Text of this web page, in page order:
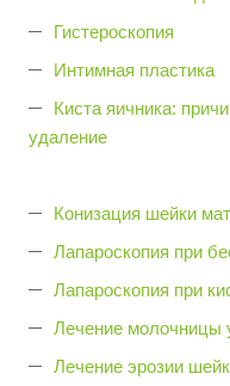
Гистероскопия
Интимная пластика
Киста яичника:
удаление
Конизация шейки
Лапароскопия при
Лапароскопия при
Лечение молочницы
Лечение эрозии